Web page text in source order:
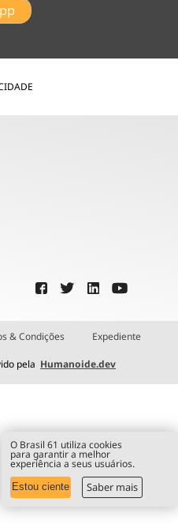
& Condições Expediente
pela Humanoide.dev
O Brasil 61 utiliza cookies
para garantir a melhor
experiência a seus usuários.
Estou ciente Saber mais